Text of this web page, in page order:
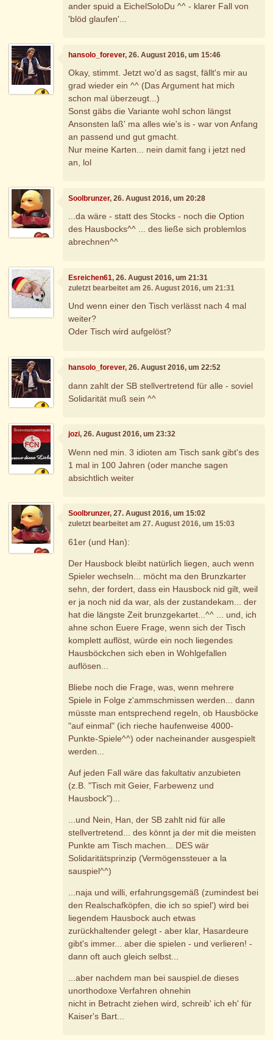
ander spuid a EichelSoloDu ^^ - klarer Fall von
'blöd glaufen'...
hansolo_forever, 26. August 2016, um 15:46
Okay, stimmt. Jetzt wo'd as sagst, fällt's mir au
grad wieder ein ^^ (Das Argument hat mich
schon mal überzeugt...)
Sonst gäbs die Variante wohl schon längst
Ansonsten laß' ma alles wie's is - war von Anfang
an passend und gut gmacht.
Nur meine Karten... nein damit fang i jetzt ned
an, lol
Soolbrunzer, 26. August 2016, um 20:28
...da wäre - statt des Stocks - noch die Option
des Hausbocks^^ ... des ließe sich problemlos
abrechnen^^
Esreichen61, 26. August 2016, um 21:31
zuletzt bearbeitet am 26. August 2016, um 21:31
Und wenn einer den Tisch verlässt nach 4 mal
weiter?
Oder Tisch wird aufgelöst?
hansolo_forever, 26. August 2016, um 22:52
dann zahlt der SB stellvertretend für alle - soviel
Solidarität muß sein ^^
jozi, 26. August 2016, um 23:32
Wenn ned min. 3 idioten am Tisch sank gibt's des
1 mal in 100 Jahren (oder manche sagen
absichtlich weiter
Soolbrunzer, 27. August 2016, um 15:02
zuletzt bearbeitet am 27. August 2016, um 15:03
61er (und Han):
Der Hausbock bleibt natürlich liegen, auch wenn
Spieler wechseln... möcht ma den Brunzkarter
sehn, der fordert, dass ein Hausbock nid gilt, weil
er ja noch nid da war, als der zustandekam... der
hat die längste Zeit brunzgekartet...^^ ... und, ich
ahne schon Euere Frage, wenn sich der Tisch
komplett auflöst, würde ein noch liegendes
Hausböckchen sich eben in Wohlgefallen
auflösen...
Bliebe noch die Frage, was, wenn mehrere
Spiele in Folge z'ammschmissen werden... dann
müsste man entsprechend regeln, ob Hausböcke
"auf einmal" (ich rieche haufenweise 4000-
Punkte-Spiele^^) oder nacheinander ausgespielt
werden...
Auf jeden Fall wäre das fakultativ anzubieten
(z.B. "Tisch mit Geier, Farbewenz und
Hausbock")...
...und Nein, Han, der SB zahlt nid für alle
stellvertretend... des könnt ja der mit die meisten
Punkte am Tisch machen... DES wär
Solidaritätsprinzip (Vermögenssteuer a la
sauspiel^^)
...naja und willi, erfahrungsgemäß (zumindest bei
den Realschafköpfen, die ich so spiel') wird bei
liegendem Hausbock auch etwas
zurückhaltender gelegt - aber klar, Hasardeure
gibt's immer... aber die spielen - und verlieren! -
dann oft auch gleich selbst...
...aber nachdem man bei sauspiel.de dieses
unorthodoxe Verfahren ohnehin
nicht in Betracht ziehen wird, schreib' ich eh' für
Kaiser's Bart...